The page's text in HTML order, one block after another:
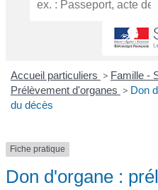
Accueil particuliers > Famille -
Prélèvement d'organes > Don
du décès
Fiche pratique
Don d'organe :